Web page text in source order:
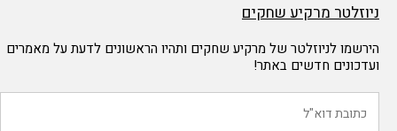
ניוזלטר מרקיע שחקים
הירשמו לניוזלטר של מרקיע שחקים ותהיו הראשונים לדעת על מאמרים
ועדכונים חדשים באתר!